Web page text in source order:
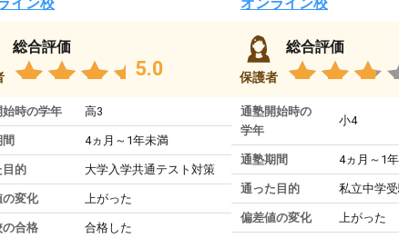
総合評価
5.0
始時の学年 高3
4ヵ月～1年未満
目的 大学入学共通テスト対策
の変化 上がった
の合格 合格した
保護者
総合評価
通塾開始時の
学年
小4
通塾期間 4ヵ月～1
通った目的 私立中学
偏差値の変化 上がった